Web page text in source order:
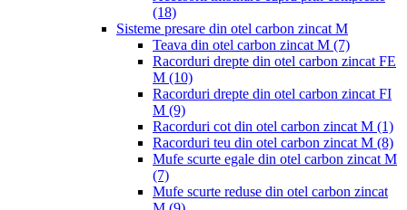
(18)
Sisteme presare din otel carbon zincat M
Teava din otel carbon zincat M (7)
Racorduri drepte din otel carbon zincat FE
M (10)
Racorduri drepte din otel carbon zincat FI
M (9)
Racorduri cot din otel carbon zincat M (1)
Racorduri teu din otel carbon zincat M (8)
Mufe scurte egale din otel carbon zincat M
(7)
Mufe scurte reduse din otel carbon zincat